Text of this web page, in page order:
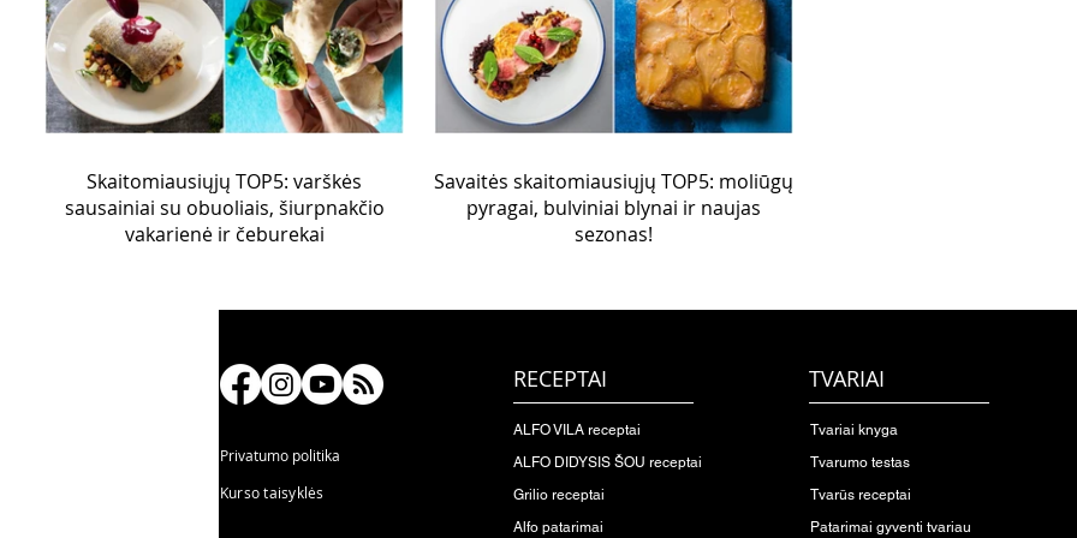
Skaitomiausiųjų TOP5: varškės
sausainiai su obuoliais, šiurpnakčio
vakarienė ir čeburekai
Savaitės skaitomiausiųjų TOP5: moliūgų
pyragai, bulviniai blynai ir naujas
sezonas!
Privatumo politika
Kurso taisyklės
RECEPTAI
ALFO VILA receptai
ALFO DIDYSIS ŠOU receptai
Grilio receptai
Alfo patarimai
TVARIAI
Tvariai knyga
Tvarumo testas
Tvarūs receptai
Patarimai gyventi tvariau